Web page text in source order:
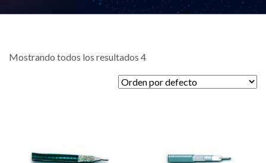
Mostrando todos los resultados 4